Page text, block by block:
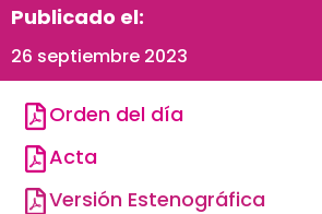
Publicado el:
26 septiembre 2023
Orden del día
Acta
Versión Estenográfica